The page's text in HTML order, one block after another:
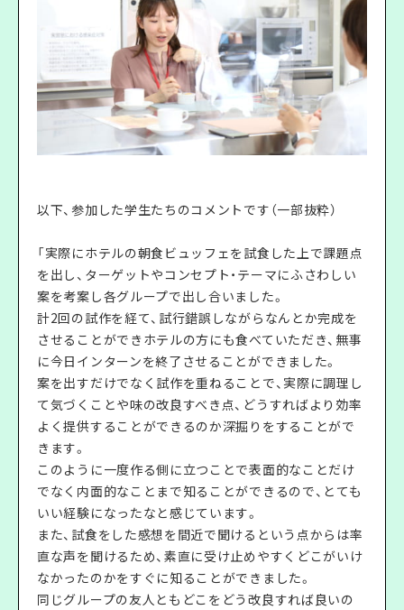
以下、参加した学生たちのコメントです（一部抜粋）
「実際にホテルの朝食ビュッフェを試食した上で課題点
を出し、ターゲットやコンセプト・テーマにふさわしい
案を考案し各グループで出し合いました。
計2回の試作を経て、試行錯誤しながらなんとか完成を
させることができホテルの方にも食べていただき、無事
に今日インターンを終了させることができました。
案を出すだけでなく試作を重ねることで、実際に調理し
て気づくことや味の改良すべき点、どうすればより効率
よく提供することができるのか深掘りをすることがで
きます。
このように一度作る側に立つことで表面的なことだけ
でなく内面的なことまで知ることができるので、とても
いい経験になったなと感じています。
また、試食をした感想を間近で聞けるという点からは率
直な声を聞けるため、素直に受け止めやすくどこがいけ
なかったのかをすぐに知ることができました。
同じグループの友人ともどこをどう改良すれば良いの